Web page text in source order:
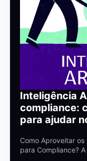
Inteligência
compliance:
para ajudar
Como Aproveitar
para Compliance?